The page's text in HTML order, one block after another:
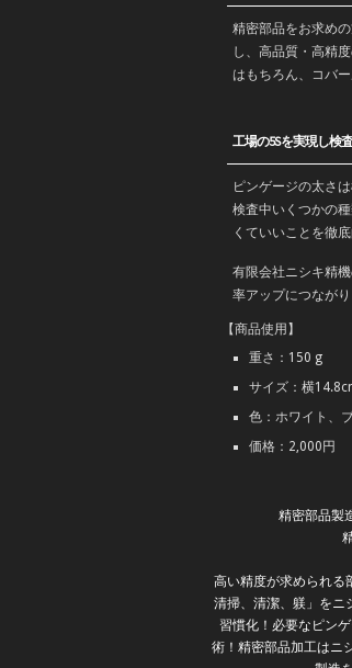
精密部品をお求め
し、高品質・高精
はもちろん、コバ
工場の5Sを実現し検
ピンゲージの太さ
検査中いくつかの
くていいことを徹
有限会社ニシキ精
率アップにつながり
【商品使用】
重さ：150 g
サイズ：横
色：ホワイト、
価格：2,000円
精密部品製
高い精度が求められる
清掃、清潔、躾」をニ
習慣化！必要なピン
術！精密部品加工はニ